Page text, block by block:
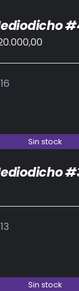
Sin stock
Sin stock